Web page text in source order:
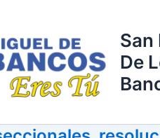
San
De